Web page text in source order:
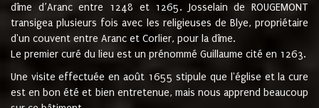
dîme d’Aranc entre 1248 et 1265. Josselain de ROUGEMONT
transigea plusieurs fois avec les religieuses de Blye, propriétaire
d'un couvent entre Aranc et Corlier, pour la dîme.
Le premier curé du lieu est un prénommé Guillaume cité en 1263.
Une visite effectuée en août 1655 stipule que l'église et la cure
est en bon été et bien entretenue, mais nous apprend beaucoup